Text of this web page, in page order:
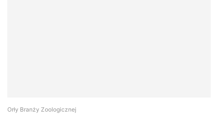
Orły Branży Zoologicznej